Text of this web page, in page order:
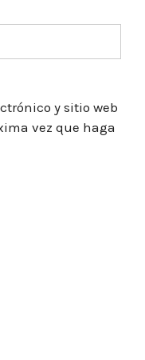
y sitio web
vez que haga